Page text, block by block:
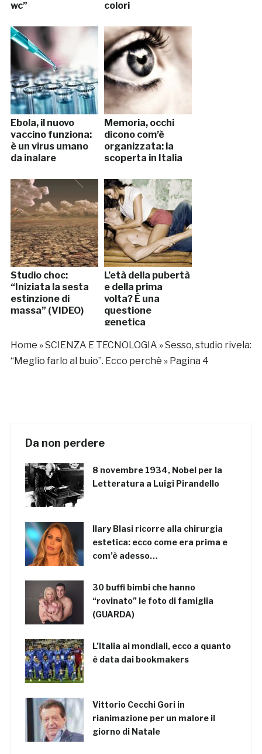
wc” colori
Ebola, il nuovo
vaccino funziona:
è un virus umano
da inalare
Memoria, occhi
dicono com’è
organizzata: la
scoperta in Italia
Studio choc:
“Iniziata la sesta
estinzione di
massa” (VIDEO)
L’età della pubertà
e della prima
volta? È una
questione
genetica
Home »SCIENZA E TECNOLOGIA »Sesso, studio rivela:
“Meglio farlo al buio”. Ecco perchè » Pagina 4
Da non perdere
8 novembre 1934, Nobel per la
Letteratura a Luigi Pirandello
Ilary Blasi ricorre alla chirurgia
estetica: ecco come era prima e
com’è adesso…
30 buffi bimbi che hanno
“rovinato” le foto di famiglia
(GUARDA)
L’Italia ai mondiali, ecco a quanto
è data dai bookmakers
Vittorio Cecchi Gori in
rianimazione per un malore il
giorno di Natale